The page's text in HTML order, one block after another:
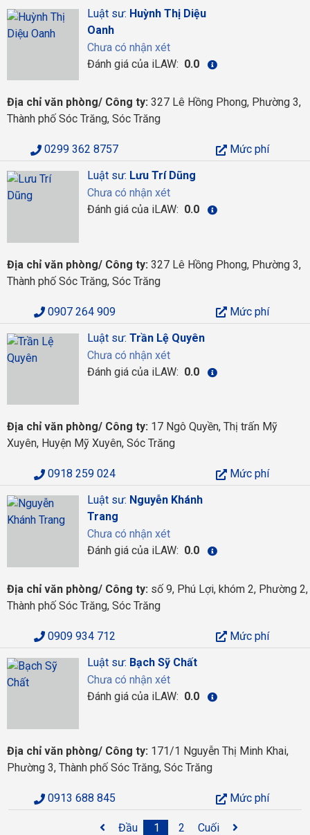
Luật sư: Huỳnh Thị Diệu
Oanh
Chưa có nhận xét
Đánh giá của iLAW: 0.0
Địa chỉ văn phòng/ Công ty: 327 Lê Hồng Phong, Phường 3,
Thành phố Sóc Trăng, Sóc Trăng
0299 362 8757
Mức phí
Luật sư: Lưu Trí Dũng
Chưa có nhận xét
Đánh giá của iLAW: 0.0
Địa chỉ văn phòng/ Công ty: 327 Lê Hồng Phong, Phường 3,
Thành phố Sóc Trăng, Sóc Trăng
0907 264 909
Mức phí
Luật sư: Trần Lệ Quyên
Chưa có nhận xét
Đánh giá của iLAW: 0.0
Địa chỉ văn phòng/ Công ty: 17 Ngô Quyền, Thị trấn Mỹ
Xuyên, Huyện Mỹ Xuyên, Sóc Trăng
0918 259 024
Mức phí
Luật sư: Nguyễn Khánh
Trang
Chưa có nhận xét
Đánh giá của iLAW: 0.0
Địa chỉ văn phòng/ Công ty: số 9, Phú Lợi, khóm 2, Phường 2,
Thành phố Sóc Trăng, Sóc Trăng
0909 934 712
Mức phí
Luật sư: Bạch Sỹ Chất
Chưa có nhận xét
Đánh giá của iLAW: 0.0
Địa chỉ văn phòng/ Công ty: 171/1 Nguyễn Thị Minh Khai,
Phường 3, Thành phố Sóc Trăng, Sóc Trăng
0913 688 845 Mức phí
Đầu 1 2 Cuối